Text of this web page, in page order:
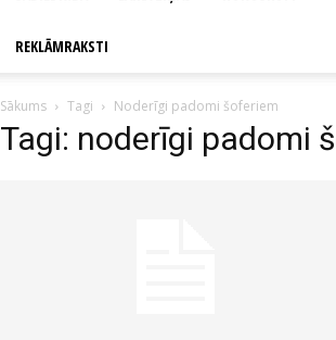
REKLĀMRAKSTI
Sākums Tagi Noderīgi padomi šoferiem
Tagi: noderīgi padomi